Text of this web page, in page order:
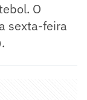
O
sexta-feira